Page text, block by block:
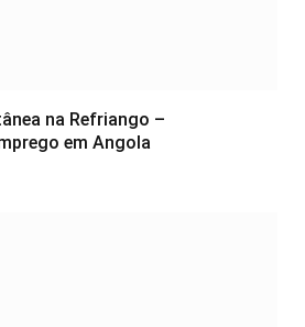
na Refriango –
em Angola